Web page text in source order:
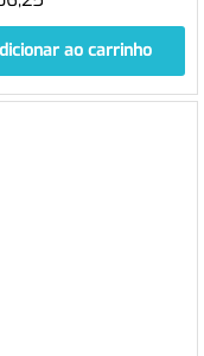
ao carrinho